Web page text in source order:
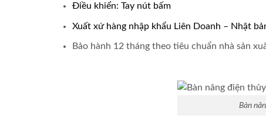
Điều khiển: Tay nút bấm
Xuất xứ hàng nhập khẩu Liên Doanh – Nhật
Bảo hành 12 tháng theo tiêu chuẩn nhà sản
Bàn